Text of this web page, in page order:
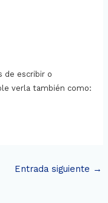
de escribir o
verla también como:
Entrada siguiente →